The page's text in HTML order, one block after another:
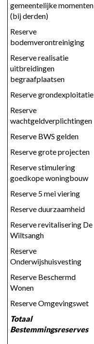
gemeentelijke momenten
(bij derden)
Reserve
bodemverontreiniging
Reserve realisatie
uitbreidingen
begraafplaatsen
Reserve grondexploitatie
Reserve
wachtgeldverplichtingen
Reserve BWS gelden
Reserve grote projecten
Reserve stimulering
goedkope woningbouw
Reserve 5 mei viering
Reserve duurzaamheid
Reserve revitalisering De
Wiltsangh
Reserve
Onderwijshuisvesting
Reserve Beschermd
Wonen
Reserve Omgevingswet
Totaal
Bestemmingsreserves